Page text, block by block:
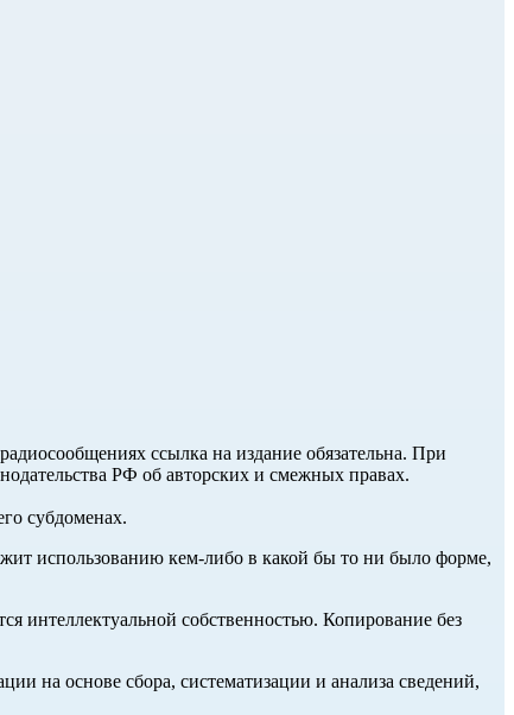
ссылка на издание обязательна. При
РФ об авторских и смежных правах.
субдоменах.
использованию кем-либо в какой бы то ни было форме,
интеллектуальной собственностью. Копирование без
на основе сбора, систематизации и анализа сведений,